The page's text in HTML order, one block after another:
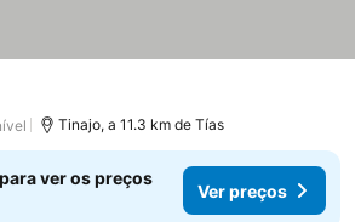
Tinajo, a 11.3 km de Tías
ver os preços
Ver preços